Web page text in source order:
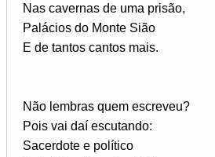
Nas cavernas de uma prisão,
Palácios do Monte Sião
E de tantos cantos mais.
Não lembras quem escreveu?
Pois vai daí escutando:
Sacerdote e político